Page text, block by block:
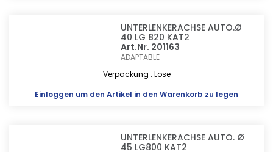
UNTERLENKERACHSE AUTO.Ø
40 LG 820 KAT2
Art.Nr. 201163
ADAPTABLE
Verpackung : Lose
Einloggen um den Artikel in den Warenkorb zu legen
UNTERLENKERACHSE AUTO. Ø
45 LG800 KAT2